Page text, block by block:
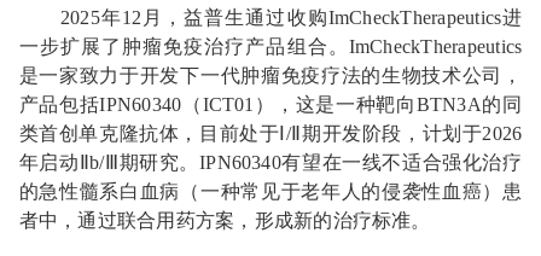
2025年12月，益普生通过收购ImCheckTherapeutics进
一步扩展了肿瘤免疫治疗产品组合。ImCheckTherapeutics
是一家致力于开发下一代肿瘤免疫疗法的生物技术公司，
产品包括IPN60340（ICT01），这是一种靶向BTN3A的同
类首创单克隆抗体，目前处于Ⅰ/Ⅱ期开发阶段，计划于2026
年启动Ⅱb/Ⅲ期研究。IPN60340有望在一线不适合强化治疗
的急性髓系白血病（一种常见于老年人的侵袭性血癌）患
者中，通过联合用药方案，形成新的治疗标准。